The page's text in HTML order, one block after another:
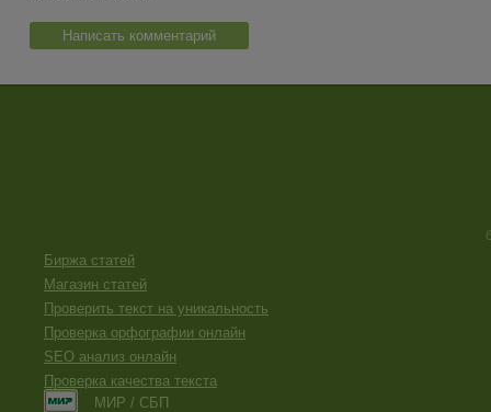
Написать комментарий
Биржа статей
Магазин статей
Проверить текст на уникальность
Проверка орфографии онлайн
SEO анализ онлайн
Проверка качества текста
МИР / СБП